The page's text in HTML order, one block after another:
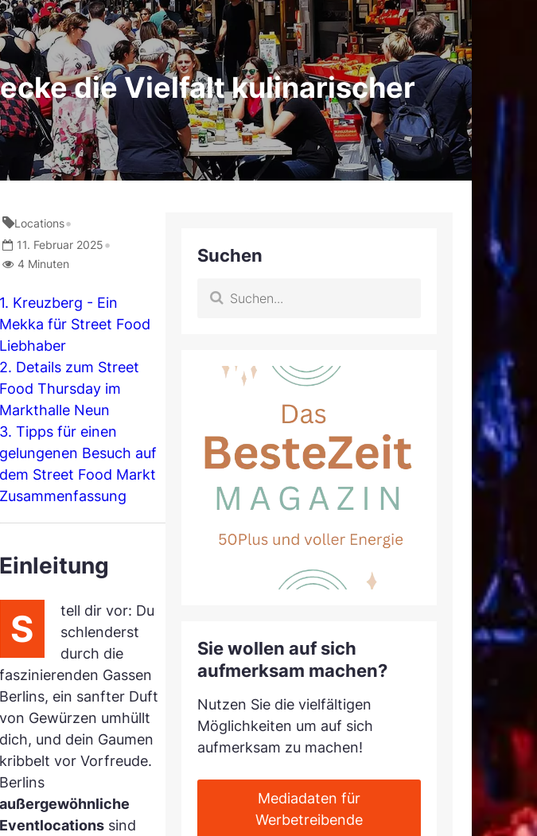
die Vielfalt kulinarischer
Locations•
11. Februar 2025•
4 Minuten
1. Kreuzberg - Ein
Mekka für Street Food
Liebhaber
2. Details zum Street
Food Thursday im
Markthalle Neun
3. Tipps für einen
gelungenen Besuch auf
dem Street Food Markt
Zusammenfassung
Einleitung
S
tell dir vor: Du
schlenderst
durch die
faszinierenden Gassen
Berlins, ein sanfter Duft
von Gewürzen umhüllt
dich, und dein Gaumen
kribbelt vor Vorfreude.
Berlins
außergewöhnliche
Eventlocations sind
Suchen
Sie wollen auf sich
aufmerksam machen?
Nutzen Sie die vielfältigen
Möglichkeiten um auf sich
aufmerksam zu machen!
Mediadaten für
Werbetreibende